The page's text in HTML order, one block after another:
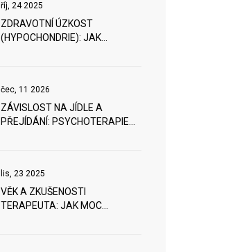
říj, 24 2025
ZDRAVOTNÍ ÚZKOST
(HYPOCHONDRIE): JAK
čec, 11 2026
ZÁVISLOST NA JÍDLE A
PŘEJÍDÁNÍ: PSYCHOTERAPIE
lis, 23 2025
VĚK A ZKUŠENOSTI
TERAPEUTA: JAK MOC